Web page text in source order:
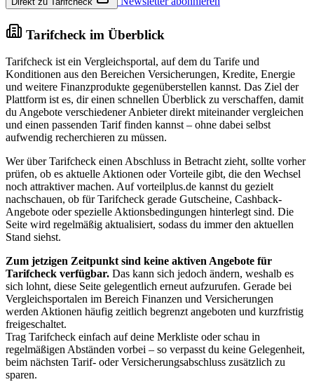
Tarifcheck im Überblick
Tarifcheck ist ein Vergleichsportal, auf dem du Tarife und
Konditionen aus den Bereichen Versicherungen, Kredite, Energie
und weitere Finanzprodukte gegenüberstellen kannst. Das Ziel der
Plattform ist es, dir einen schnellen Überblick zu verschaffen, damit
du Angebote verschiedener Anbieter direkt miteinander vergleichen
und einen passenden Tarif finden kannst – ohne dabei selbst
aufwendig recherchieren zu müssen.
Wer über Tarifcheck einen Abschluss in Betracht zieht, sollte vorher
prüfen, ob es aktuelle Aktionen oder Vorteile gibt, die den Wechsel
noch attraktiver machen. Auf vorteilplus.de kannst du gezielt
nachschauen, ob für Tarifcheck gerade Gutscheine, Cashback-
Angebote oder spezielle Aktionsbedingungen hinterlegt sind. Die
Seite wird regelmäßig aktualisiert, sodass du immer den aktuellen
Stand siehst.
Zum jetzigen Zeitpunkt sind keine aktiven Angebote für
Tarifcheck verfügbar. Das kann sich jedoch ändern, weshalb es
sich lohnt, diese Seite gelegentlich erneut aufzurufen. Gerade bei
Vergleichsportalen im Bereich Finanzen und Versicherungen
werden Aktionen häufig zeitlich begrenzt angeboten und kurzfristig
freigeschaltet.
Trag Tarifcheck einfach auf deine Merkliste oder schau in
regelmäßigen Abständen vorbei – so verpasst du keine Gelegenheit,
beim nächsten Tarif- oder Versicherungsabschluss zusätzlich zu
sparen.